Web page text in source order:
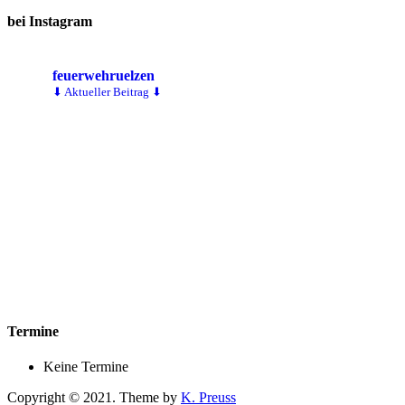
bei Instagram
feuerwehruelzen
⬇ Aktueller Beitrag ⬇
Termine
Keine Termine
Copyright © 2021. Theme by K. Preuss